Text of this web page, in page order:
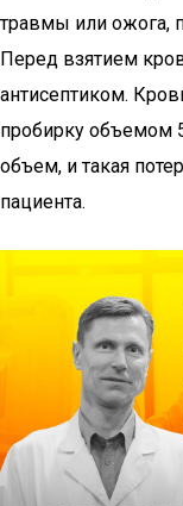
травмы или ожога,
Перед взятием
антисептиком.
пробирку объемом
объем, и такая
пациента.